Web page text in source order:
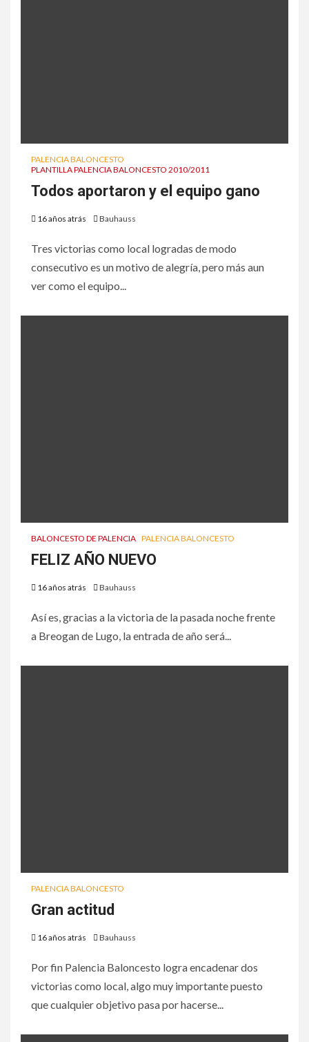
PALENCIA BALONCESTO
PLANTILLA PALENCIA BALONCESTO 2010/2011
Todos aportaron y el equipo gano
16 años atrás Bauhauss
Tres victorias como local logradas de modo
consecutivo es un motivo de alegría, pero más aun
ver como el equipo...
BALONCESTO DE PALENCIA PALENCIA BALONCESTO
FELIZ AÑO NUEVO
16 años atrás Bauhauss
Así es, gracias a la victoria de la pasada noche frente
a Breogan de Lugo, la entrada de año será...
PALENCIA BALONCESTO
Gran actitud
16 años atrás Bauhauss
Por fin Palencia Baloncesto logra encadenar dos
victorias como local, algo muy importante puesto
que cualquier objetivo pasa por hacerse...